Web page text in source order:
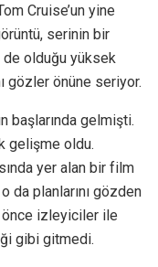
Cruise’un yine
serinin bir
olduğu yüksek
gözler önüne seriyor.
başlarında gelmişti.
gelişme oldu.
yer alan bir film
da planlarını gözden
önce izleyiciler ile
gibi gitmedi.